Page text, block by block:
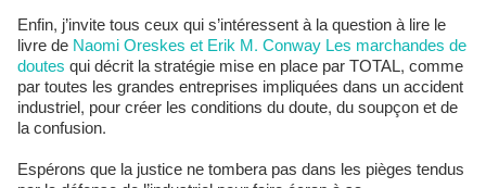
Enfin, j’invite tous ceux qui s’intéressent à la question à lire le
livre deNaomi Oreskes et Erik M. Conway Les marchandes de
doutesqui décrit la stratégie mise en place par TOTAL, comme
par toutes les grandes entreprises impliquées dans un accident
industriel, pour créer les conditions du doute, du soupçon et de
la confusion.
Espérons que la justice ne tombera pas dans les pièges tendus